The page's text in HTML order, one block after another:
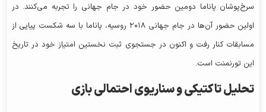
سرخ‌پوشان پاناما دومین حضور خود در جام جهانی را تجربه می‌کنند. در
اولین حضور آن‌ها در جام جهانی ۲۰۱۸ روسیه، پاناما با سه شکست پیاپی از
مسابقات کنار رفت و اکنون در جستجوی ثبت نخستین امتیاز خود در تاریخ
این تورنمنت است.
تحلیل تاکتیکی و سناریوی احتمالی بازی